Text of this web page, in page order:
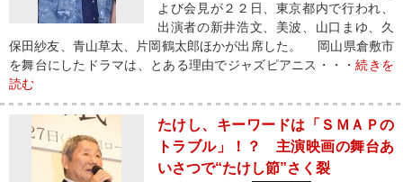
よび会見が２２日、東京都内で行われ、
出演者の新井浩文、美波、山口まゆ、久
保田紗友、青山草太、片岡鶴太郎ほかが出席した。 岡山県倉敷市
を舞台にしたドラマは、とある理由でジャズピアニス・・・続きを
読む
たけし、キーワードは「ＳＭＡＰの
トラブル」！？ 主演映画の舞台あ
いさつで“たけし節”さく裂